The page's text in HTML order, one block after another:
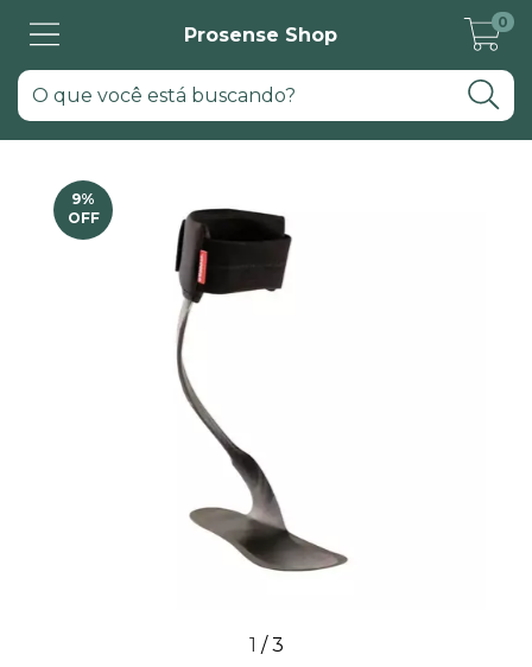
Prosense Shop
0
9%
OFF
1 /3